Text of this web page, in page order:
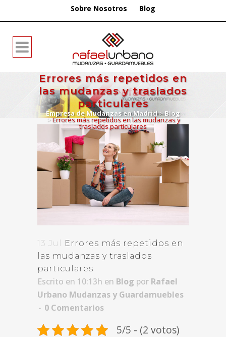
Sobre Nosotros Blog
Errores más repetidos en
las mudanzas y traslados
particulares
Empresa de Mudanzas en Madrid>Blog
>Errores más repetidos en las mudanzas y
traslados particulares
13 Jul
Errores más repetidos en
las mudanzas y traslados
particulares
Escrito en 10:13h en Blog por Rafael
Urbano Mudanzas y Guardamuebles
0 Comentarios
5/5 - (2 votos)